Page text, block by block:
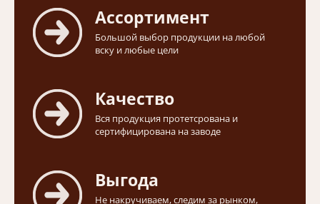
Ассортимент
Большой выбор продукции на любой
вску и любые цели
Качество
Вся продукция протетсрована и
сертифицирована на заводе
Выгода
Не накручиваем, следим за рынком,